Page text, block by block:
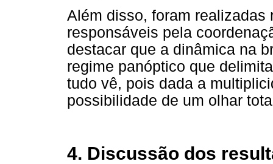
Além disso, foram
responsáveis pela
destacar que a dinâmica na
regime panóptico que
tudo vê, pois dada a
possibilidade de um olhar
4. Discussão dos